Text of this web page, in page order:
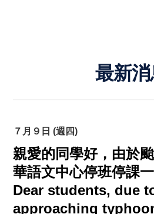
最新消
７月９日 (週四)
親愛的同學好，由於
華語文中心停班停課一
Dear students, due
approaching